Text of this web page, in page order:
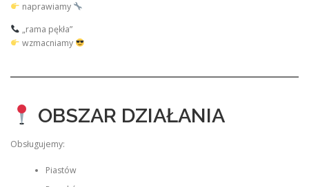
naprawiamy
„rama pękła”
wzmacniamy
OBSZAR DZIAŁANIA
Obsługujemy:
Piastów